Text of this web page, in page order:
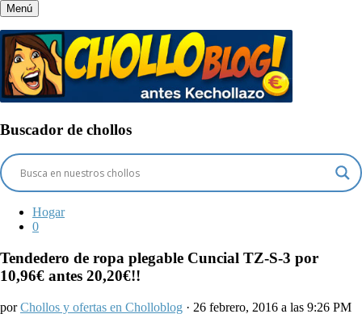
Menú
Buscador de chollos
Hogar
0
Tendedero de ropa plegable Cuncial TZ-S-3 por
10,96€ antes 20,20€!!
porChollos y ofertas en Cholloblog · 26 febrero, 2016 a las 9:26 PM